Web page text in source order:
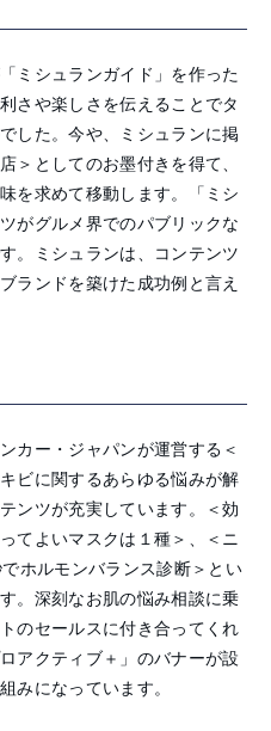
ミシュランガイド」を作った
さや楽しさを伝えることでタ
した。今や、
ミシュランに掲
＞としてのお墨付きを得て、
を求めて移動します。「ミシ
がグルメ界でのパブリックな
。ミシュランは、コンテンツ
ランドを築けた成功例と言え
カー・ジャパンが運営する＜
ビに関するあらゆる悩みが解
ンツが充実しています。＜効
てよいマスクは１種＞、＜ニ
ホルモンバランス診断＞とい
。深刻なお肌の悩み相談に乗
のセールスに付き合ってくれ
アクティブ＋」のバナーが設
みになっています。